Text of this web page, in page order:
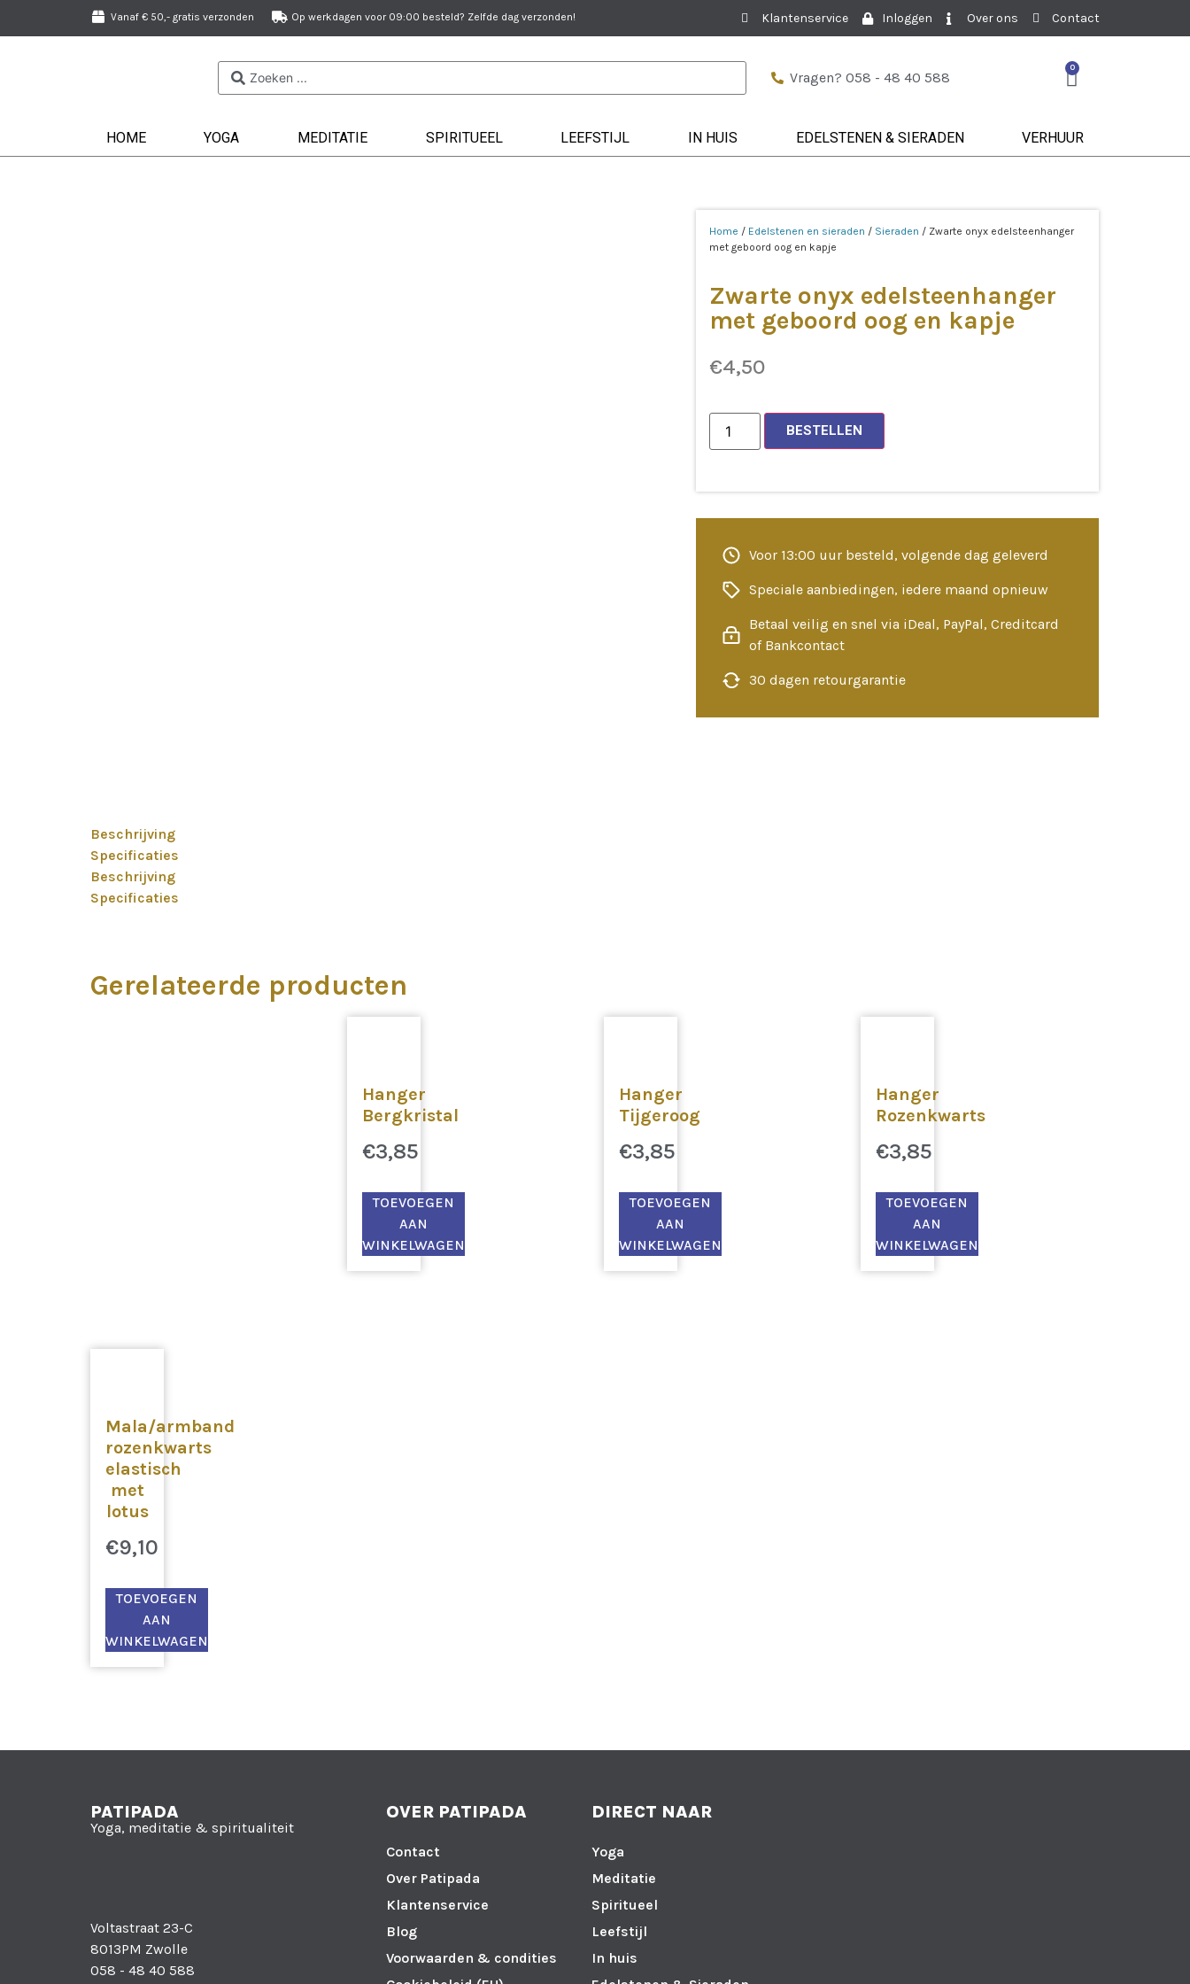
Vanaf € 50,- gratis verzonden Op werkdagen voor 09:00 besteld? Zelfde dag verzonden! Klantenservice Inloggen Over ons Contact
Vragen? 058 - 48 40 588
0
HOME YOGA MEDITATIE SPIRITUEEL LEEFSTIJL IN HUIS EDELSTENEN & SIERADEN VERHUUR
Home / Edelstenen en sieraden / Sieraden / Zwarte onyx edelsteenhanger
met geboord oog en kapje
Zwarte onyx edelsteenhanger
met geboord oog en kapje
€4,50
BESTELLEN
Voor 13:00 uur besteld, volgende dag geleverd
Speciale aanbiedingen, iedere maand opnieuw
Betaal veilig en snel via iDeal, PayPal, Creditcard
of Bankcontact
30 dagen retourgarantie
Beschrijving
Specificaties
Beschrijving
Specificaties
Gerelateerde producten
Hanger
Bergkristal
€3,85
TOEVOEGEN
AAN
WINKELWAGEN
Hanger
Tijgeroog
€3,85
TOEVOEGEN
AAN
WINKELWAGEN
Hanger
Rozenkwarts
€3,85
TOEVOEGEN
AAN
WINKELWAGEN
Mala/armband
rozenkwarts
elastisch
met
lotus
€9,10
TOEVOEGEN
AAN
WINKELWAGEN
PATIPADA
Yoga, meditatie & spiritualiteit
Voltastraat 23-C
8013PM Zwolle
058 - 48 40 588
OVER PATIPADA
Contact
Over Patipada
Klantenservice
Blog
Voorwaarden & condities
DIRECT NAAR
Yoga
Meditatie
Spiritueel
Leefstijl
In huis